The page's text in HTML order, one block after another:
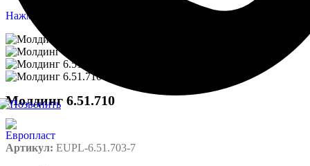
Нажмите, чтобы увеличить
Молдинг 6.51.710
Артикул: EUPL-6.51.703-7